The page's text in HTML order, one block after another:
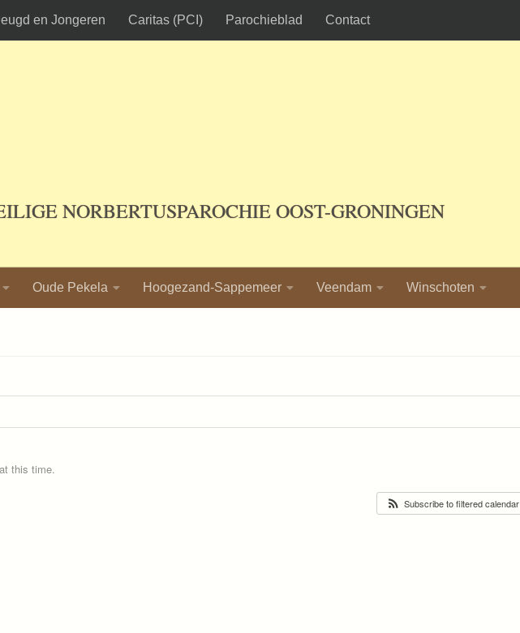
en Jongeren Caritas (PCI) Parochieblad Contact
NORBERTUSPAROCHIE OOST-GRONINGEN
Oude Pekela Hoogezand-Sappemeer Veendam Winschoten
this time.
Subscribe to filtered calendar